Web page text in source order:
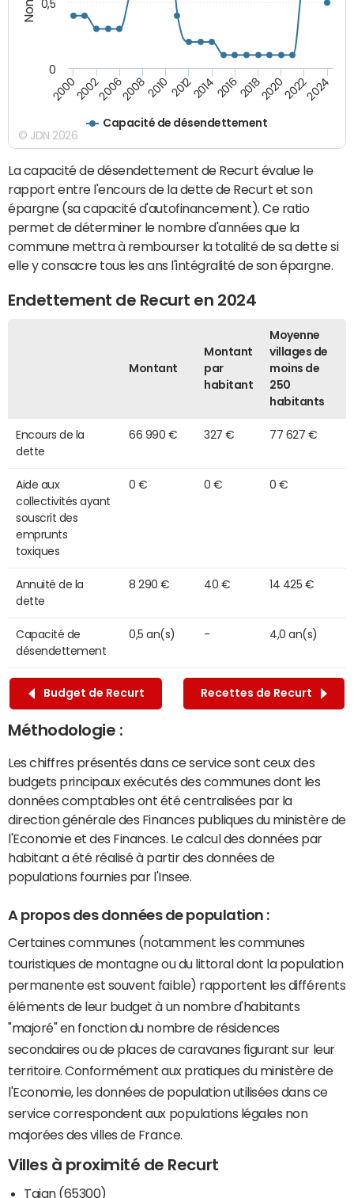
Capacité de désendettement
20002002200620082010 2012201420162018202020222024
0
0,5
© JDN 2026
La capacité de désendettement de Recurt évalue le
rapport entre l'encours de la dette de Recurt et son
épargne (sa capacité d'autofinancement). Ce ratio
permet de déterminer le nombre d'années que la
commune mettra à rembourser la totalité de sa dette si
elle y consacre tous les ans l'intégralité de son épargne.
Endettement de Recurt en 2024
Montant
Montant
par
habitant
Moyenne
villages de
moins de
250
habitants
Encours de la
dette
66 990 € 327 € 77 627 €
Aide aux
collectivités ayant
souscrit des
emprunts
toxiques
0 € 0 € 0 €
Annuité de la
dette
8 290 € 40 € 14 425 €
Capacité de
désendettement
0,5 an(s) - 4,0 an(s)
Budget de Recurt Recettes de Recurt
Méthodologie :
Les chiffres présentés dans ce service sont ceux des
budgets principaux exécutés des communes dont les
données comptables ont été centralisées par la
direction générale des Finances publiques du ministère de
l'Economie et des Finances. Le calcul des données par
habitant a été réalisé à partir des données de
populations fournies par l'Insee.
A propos des données de population :
Certaines communes (notamment les communes
touristiques de montagne ou du littoral dont la population
permanente est souvent faible) rapportent les différents
éléments de leur budget à un nombre d'habitants
"majoré" en fonction du nombre de résidences
secondaires ou de places de caravanes figurant sur leur
territoire. Conformément aux pratiques du ministère de
l'Economie, les données de population utilisées dans ce
service correspondent aux populations légales non
majorées des villes de France.
Villes à proximité de Recurt
Tajan (65300)